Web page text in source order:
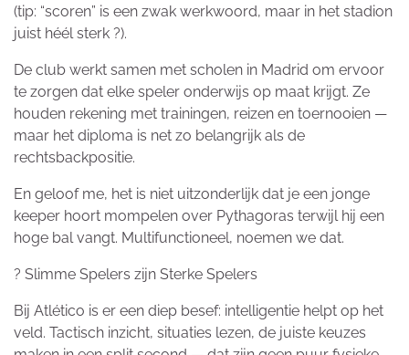
(tip: “scoren” is een zwak werkwoord, maar in het stadion
juist héél sterk ?).
De club werkt samen met scholen in Madrid om ervoor
te zorgen dat elke speler onderwijs op maat krijgt. Ze
houden rekening met trainingen, reizen en toernooien —
maar het diploma is net zo belangrijk als de
rechtsbackpositie.
En geloof me, het is niet uitzonderlijk dat je een jonge
keeper hoort mompelen over Pythagoras terwijl hij een
hoge bal vangt. Multifunctioneel, noemen we dat.
? Slimme Spelers zijn Sterke Spelers
Bij Atlético is er een diep besef: intelligentie helpt op het
veld. Tactisch inzicht, situaties lezen, de juiste keuzes